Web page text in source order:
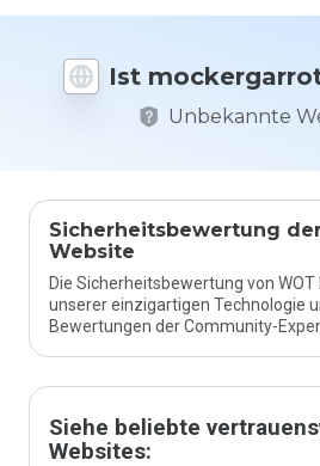
Ist
Unbekannte
Sicherheitsbewertung
Website
Die Sicherheitsbewertung von
unserer einzigartigen Technologie
Bewertungen der Community-
Siehe beliebte
Websites:
Sie diese
auf einer
Skala von
1 bis 5